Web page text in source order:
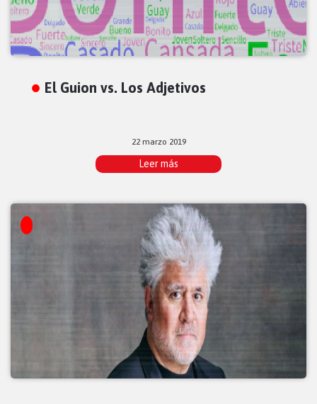
El Guion vs. Los Adjetivos
22 marzo 2019
Leer más